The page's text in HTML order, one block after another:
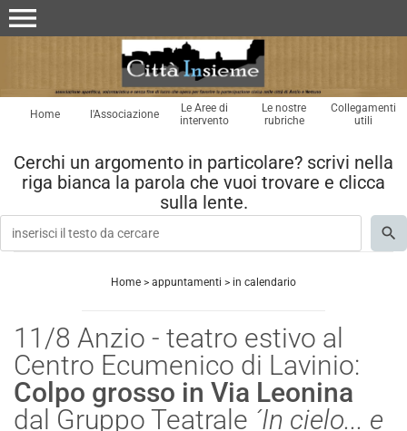
menu
Home l'Associazione
Le Aree di
intervento
Le nostre
rubriche
Collegamenti
utili
Cerchi un argomento in particolare? scrivi nella
riga bianca la parola che vuoi trovare e clicca
sulla lente.
Home > appuntamenti > in calendario
11/8 Anzio - teatro estivo al
Centro Ecumenico di Lavinio:
Colpo grosso in Via Leonina
dal Gruppo Teatrale ´In cielo... e